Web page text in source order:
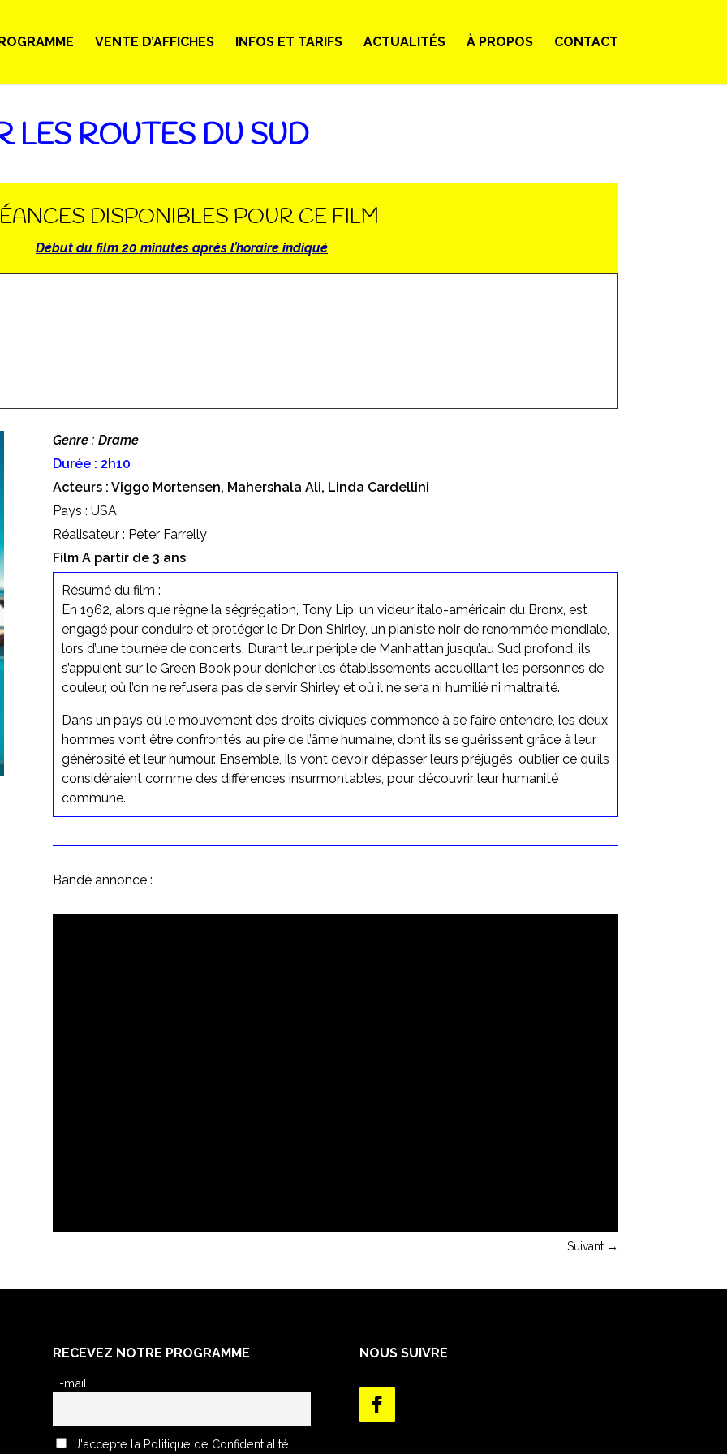
VENTE D’AFFICHES INFOS ET TARIFS ACTUALITÉS À PROPOS CONTACT
LES ROUTES DU SUD
DISPONIBLES POUR CE FILM
Début du film 20 minutes après l’horaire indiqué
Genre : Drame
Durée : 2h10
Acteurs : Viggo Mortensen, Mahershala Ali, Linda Cardellini
Pays : USA
Réalisateur : Peter Farrelly
Film A partir de 3 ans
Résumé du film :
En 1962, alors que règne la ségrégation, Tony Lip, un videur italo-américain du Bronx, est
engagé pour conduire et protéger le Dr Don Shirley, un pianiste noir de renommée mondiale,
lors d’une tournée de concerts. Durant leur périple de Manhattan jusqu’au Sud profond, ils
s’appuient sur le Green Book pour dénicher les établissements accueillant les personnes de
couleur, où l’on ne refusera pas de servir Shirley et où il ne sera ni humilié ni maltraité.
Dans un pays où le mouvement des droits civiques commence à se faire entendre, les deux
hommes vont être confrontés au pire de l’âme humaine, dont ils se guérissent grâce à leur
générosité et leur humour. Ensemble, ils vont devoir dépasser leurs préjugés, oublier ce qu’ils
considéraient comme des différences insurmontables, pour découvrir leur humanité
commune.
Bande annonce :
Suivant→
RECEVEZ NOTRE PROGRAMME
E-mail
J'accepte la Politique de Confidentialité
NOUS SUIVRE